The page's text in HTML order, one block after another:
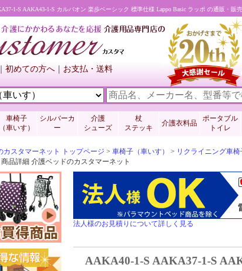
1-S AAKA43-1-S カルバオン 楽歩ベーシック 標準仕様 Lappo Basic ラッポ の通販・販
初めての方へ お支払・送料
車椅子
（車いす）
シルバーカ
ー
介護
シューズ
杖
ステッキ
介護衣料品
ポータブル
トイレ
カスタマーネット トップページ > 車椅子（車いす） > リクライニング車椅
商品詳細 介護ベッドのカスタマーネット
法人様のお見積りについて詳しく見る
AAKA40-1-S AAKA37-1-S